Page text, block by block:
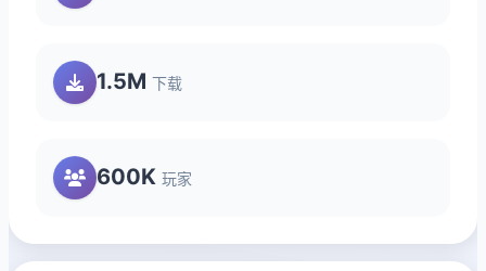
1.5M 下载
600K 玩家